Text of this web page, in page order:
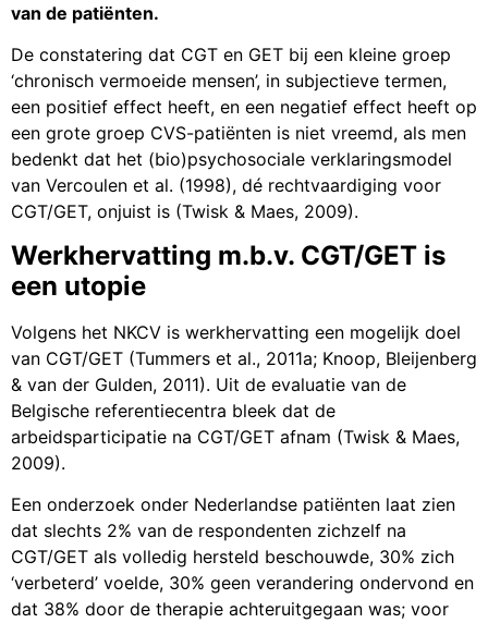
van de patiënten.
De constatering dat CGT en GET bij een kleine groep
‘chronisch vermoeide mensen’, in subjectieve termen,
een positief effect heeft, en een negatief effect heeft op
een grote groep CVS-patiënten is niet vreemd, als men
bedenkt dat het (bio)psychosociale verklaringsmodel
van Vercoulen et al. (1998), dé rechtvaardiging voor
CGT/GET, onjuist is (Twisk & Maes, 2009).
Werkhervatting m.b.v. CGT/GET is
een utopie
Volgens het NKCV is werkhervatting een mogelijk doel
van CGT/GET (Tummers et al., 2011a; Knoop, Bleijenberg
& van der Gulden, 2011). Uit de evaluatie van de
Belgische referentiecentra bleek dat de
arbeidsparticipatie na CGT/GET afnam (Twisk & Maes,
2009).
Een onderzoek onder Nederlandse patiënten laat zien
dat slechts 2% van de respondenten zichzelf na
CGT/GET als volledig hersteld beschouwde, 30% zich
‘verbeterd’ voelde, 30% geen verandering ondervond en
dat 38% door de therapie achteruitgegaan was; voor